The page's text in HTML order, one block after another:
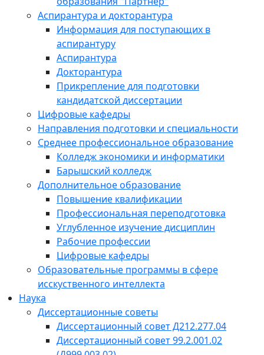
Аспирантура и докторантура
Информация для поступающих в
аспирантуру
Аспирантура
Докторантура
Прикрепление для подготовки
кандидатской диссертации
Цифровые кафедры
Направления подготовки и специальности
Среднее профессиональное образование
Колледж экономики и информатики
Барышский колледж
Дополнительное образование
Повышение квалификации
Профессиональная переподготовка
Углубленное изучение дисциплин
Рабочие профессии
Цифровые кафедры
Образовательные программы в сфере
исскуственного интеллекта
Наука
Диссертационные советы
Диссертационный совет Д212.277.04
Диссертационный совет 99.2.001.02